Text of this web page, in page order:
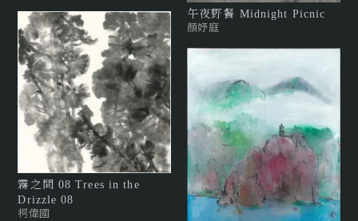
霧之間 08 Trees in the
Drizzle 08
柯偉國
午夜野餐 Midnight Picnic
顏妤庭